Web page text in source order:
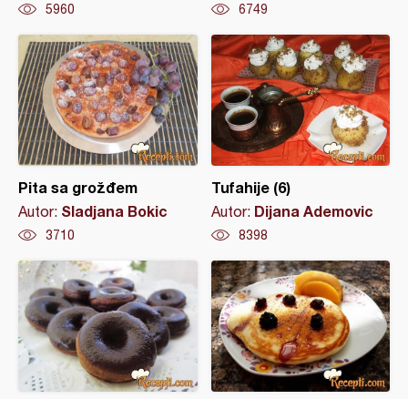
5960 6749
Pita sa grožđem
Autor: Sladjana Bokic
3710
Tufahije (6)
Autor: Dijana Ademovic
8398